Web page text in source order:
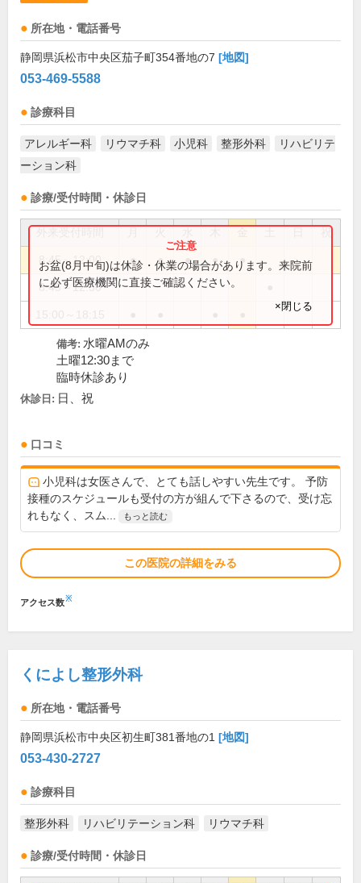
所在地・電話番号
静岡県浜松市中央区茄子町354番地の7 [地図]
053-469-5588
診療科目
アレルギー科 リウマチ科 小児科 整形外科
リハビリテ
ーション科
診療/受付時間・休診日
祝
8:45～12:00 ● ● ● ● ●
8:45～12:30
お盆(8月中旬)は休診・休業の場合があります。来院前
に必ず医療機関に直接ご確認ください。
×閉じる
備考: 水曜AMのみ
土曜12:30まで
臨時休診あり
休診日: 日、祝
口コミ
小児科は女医さんで、とても話しやすい先生です。 予防
接種のスケジュールも受付の方が組んで下さるので、受け忘
れもなく、スム...
もっと読む
この医院の詳細をみる
アクセス数※
くによし整形外科
所在地・電話番号
静岡県浜松市中央区初生町381番地の1 [地図]
053-430-2727
診療科目
整形外科 リハビリテーション科 リウマチ科
診療/受付時間・休診日